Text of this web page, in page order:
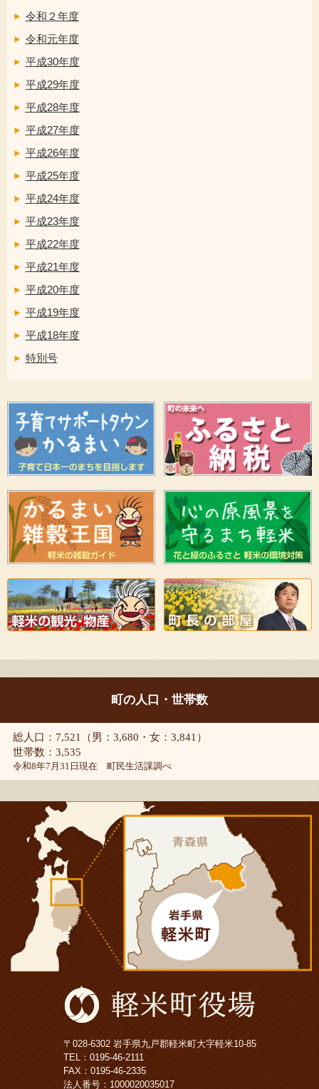
令和２年度
令和元年度
平成30年度
平成29年度
平成28年度
平成27年度
平成26年度
平成25年度
平成24年度
平成23年度
平成22年度
平成21年度
平成20年度
平成19年度
平成18年度
特別号
町の人口・世帯数
総人口：7,521（男：3,680・女：3,841）
世帯数：3,535
令和8年7月31日現在 町民生活課調べ
〒028-6302 岩手県九戸郡軽米町大字軽米10-85
TEL： 0195-46-2111
FAX：0195-46-2335
法人番号：1000020035017